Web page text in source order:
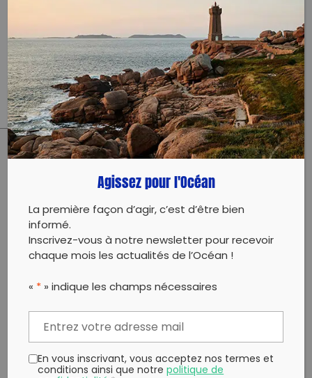
Le FOJ AVATH organise un atelier pour personne en
situation de handicap afin de sensibiliser à la
sauvegarde de l’environnement.
Partager sur Facebook
Twitter
Copy to clipboard
Agissez pour l'Océan
La première façon d’agir, c’est d’être bien
informé.
Inscrivez-vous à notre newsletter pour recevoir
chaque mois les actualités de l’Océan !
« * » indique les champs nécessaires
En vous inscrivant, vous acceptez nos termes et
conditions ainsi que notrepolitique de